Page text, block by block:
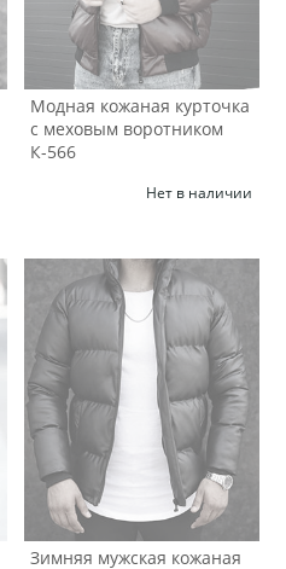
Модная кожаная курточка
с меховым воротником
К-566
Нет в наличии
Зимняя мужская кожаная